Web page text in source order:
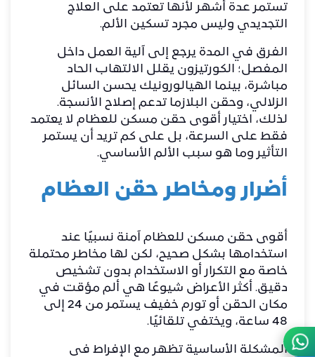
تستمر عدة أشهر لأنها تعتمد على العلاج
التجديدي وليس مجرد تسكين الألم.
الفرق في المدة يرجع إلى آلية العمل داخل
المفصل؛ الكورتيزون يقلل الالتهاب الحاد
مباشرة، بينما الهيالورونيك يحسن السائل
الزلالي، وحقن البلازما تدعم إصلاح الأنسجة.
لذلك، اختيار أقوى حقن مسكن للعظام لا يعتمد
فقط على السرعة، بل على كم تريد أن يستمر
التأثير وما هو سبب الألم الأساسي.
أضرار ومخاطر حقن العظام
أقوى حقن مسكن للعظام آمنة نسبيًا عند
استخدامها بشكل صحيح، لكن لها مخاطر محتملة
خاصة مع التكرار أو الاستخدام بدون تشخيص
دقيق. أكثر الأعراض شيوعًا هي ألم مؤقت في
مكان الحقن أو تورم خفيف يستمر من 24 إلى
48 ساعة، ويختفي تلقائيًا.
المشكلة الأساسية تظهر مع الإفراط في